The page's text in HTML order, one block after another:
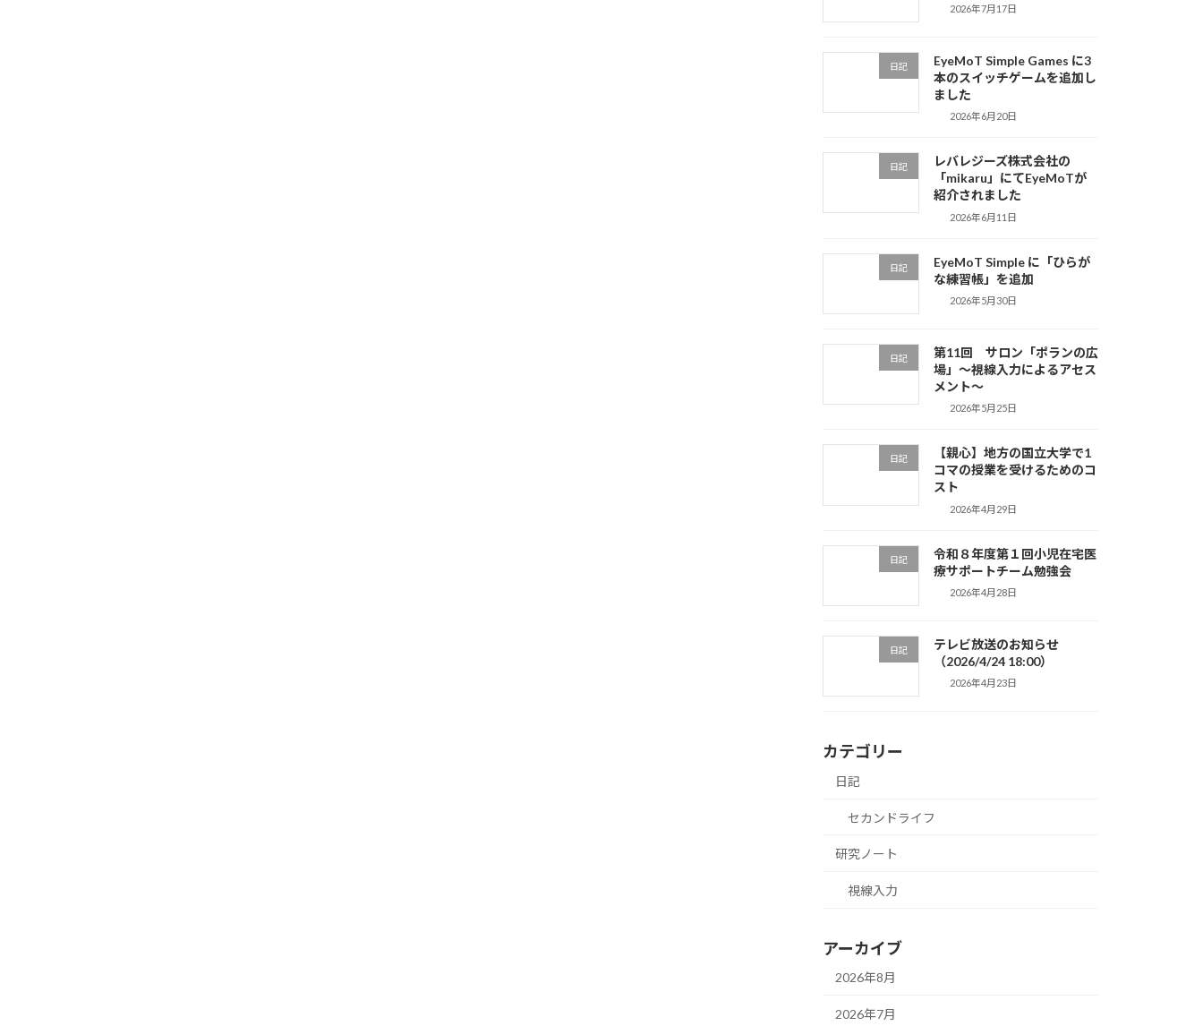
2026年7月17日
日記
EyeMoT Simple Games に3
本のスイッチゲームを追加し
ました
2026年6月20日
日記
レバレジーズ株式会社の
「mikaru」にてEyeMoTが
紹介されました
2026年6月11日
日記
EyeMoT Simple に「ひらが
な練習帳」を追加
2026年5月30日
日記
第11回 サロン「ポランの広
場」〜視線入力によるアセス
メント〜
2026年5月25日
日記
【親心】地方の国立大学で1
コマの授業を受けるためのコ
スト
2026年4月29日
日記
令和８年度第１回小児在宅医
療サポートチーム勉強会
2026年4月28日
日記
テレビ放送のお知らせ
（2026/4/24 18:00）
2026年4月23日
カテゴリー
日記
セカンドライフ
研究ノート
視線入力
アーカイブ
2026年8月
2026年7月